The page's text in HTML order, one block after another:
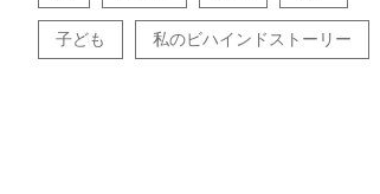
子ども 私のビハインドストーリー